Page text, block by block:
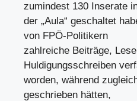
zumindest 130 Inserate
der „Aula“ geschaltet
von FPÖ-Politikern
zahlreiche Beiträge,
Huldigungsschreiben
worden, während
geschrieben hätten,